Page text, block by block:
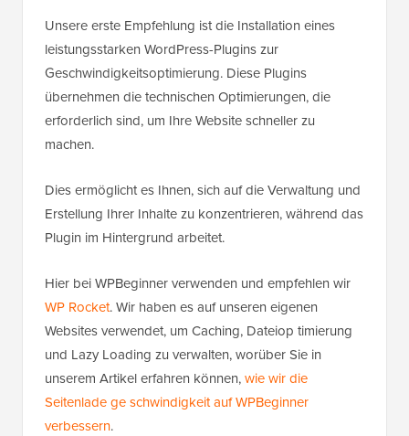
Unsere erste Empfehlung ist die Installation eines
leistungsstarken WordPress-Plugins zur
Geschwindigkeitsoptimierung. Diese Plugins
übernehmen die technischen Optimierungen, die
erforderlich sind, um Ihre Website schneller zu
machen.
Dies ermöglicht es Ihnen, sich auf die Verwaltung und
Erstellung Ihrer Inhalte zu konzentrieren, während das
Plugin im Hintergrund arbeitet.
Hier bei WPBeginner verwenden und empfehlen wir
WP Rocket. Wir haben es auf unseren eigenen
Websites verwendet, um Caching, Dateiop timierung
und Lazy Loading zu verwalten, worüber Sie in
unserem Artikel erfahren können,wie wir die
Seitenlade ge schwindigkeit auf WPBeginner
verbessern.